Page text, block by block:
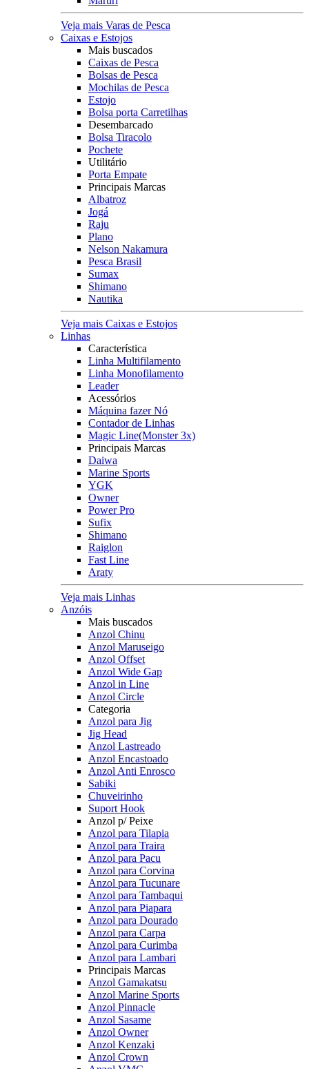
Veja mais Varas de Pesca
Caixas e Estojos
Mais buscados
Caixas de Pesca
Bolsas de Pesca
Mochilas de Pesca
Estojo
Bolsa porta Carretilhas
Desembarcado
Bolsa Tiracolo
Pochete
Utilitário
Porta Empate
Principais Marcas
Albatroz
Jogá
Raju
Plano
Nelson Nakamura
Pesca Brasil
Sumax
Shimano
Nautika
Veja mais Caixas e Estojos
Linhas
Característica
Linha Multifilamento
Linha Monofilamento
Leader
Acessórios
Máquina fazer Nó
Contador de Linhas
Magic Line(Monster 3x)
Principais Marcas
Daiwa
Marine Sports
YGK
Owner
Power Pro
Sufix
Shimano
Raiglon
Fast Line
Araty
Veja mais Linhas
Anzóis
Mais buscados
Anzol Chinu
Anzol Maruseigo
Anzol Offset
Anzol Wide Gap
Anzol in Line
Anzol Circle
Categoria
Anzol para Jig
Jig Head
Anzol Lastreado
Anzol Encastoado
Anzol Anti Enrosco
Sabiki
Chuveirinho
Suport Hook
Anzol p/ Peixe
Anzol para Tilapia
Anzol para Traira
Anzol para Pacu
Anzol para Corvina
Anzol para Tucunare
Anzol para Tambaqui
Anzol para Piapara
Anzol para Dourado
Anzol para Carpa
Anzol para Curimba
Anzol para Lambari
Principais Marcas
Anzol Gamakatsu
Anzol Marine Sports
Anzol Pinnacle
Anzol Sasame
Anzol Owner
Anzol Kenzaki
Anzol Crown